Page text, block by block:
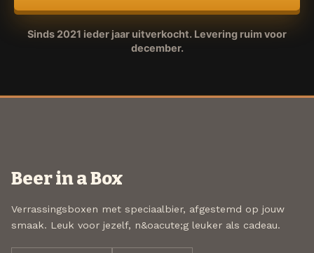
Sinds 2021 ieder jaar uitverkocht. Levering ruim voor
december.
Beer in a Box
Verrassingsboxen met speciaalbier, afgestemd op jouw
smaak. Leuk voor jezelf, n&oacute;g leuker als cadeau.